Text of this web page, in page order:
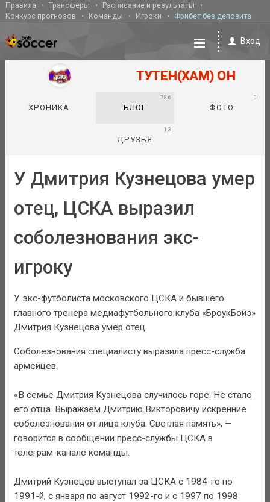
Правила Трансферы
Расписание и результаты
Конкурс прогнозов
Команды Игроки Фрибет без депозита
Вход
ТУТЕН(ХАМ) ОН
ХРОНИКА БЛОГ
786
ФОТО
0
ДРУЗЬЯ
13
У Дмитрия Кузнецова умер
отец, ЦСКА выразил
соболезнования экс-
игроку
У экс-футболиста московского ЦСКА и бывшего
главного тренера медиафутбольного клуба «БроукБойз»
Дмитрия Кузнецова умер отец.
Соболезнования специалисту выразила пресс-служба
армейцев.
«В семье Дмитрия Кузнецова случилось горе. Не стало
его отца. Выражаем Дмитрию Викторовичу искренние
соболезнования от лица клуба. Светлая память», —
говорится в сообщении пресс-службы ЦСКА в
телеграм-канале команды.
Дмитрий Кузнецов выступал за ЦСКА с 1984-го по
1991-й, с января по август 1992-го и с 1997 по 1998